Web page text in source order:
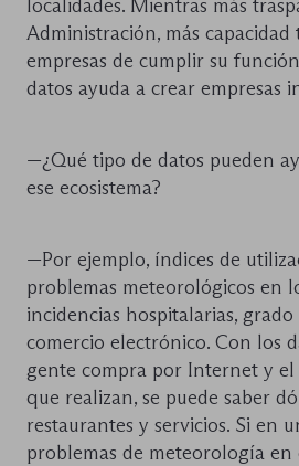
localidades. Mientras más
Administración, más capacidad
empresas de cumplir su
datos ayuda a crear empresas
—¿Qué tipo de datos pueden
ese ecosistema?
—Por ejemplo, índices de
problemas meteorológicos en
incidencias hospitalarias,
comercio electrónico. Con los
gente compra por Internet y
que realizan, se puede saber
restaurantes y servicios. Si en
problemas de meteorología en